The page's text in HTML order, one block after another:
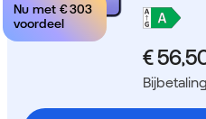
Nu met € 303
voordeel